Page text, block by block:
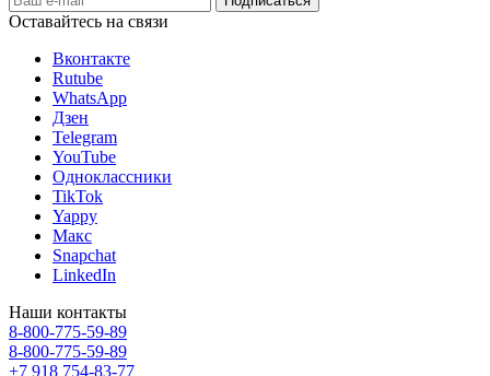
Оставайтесь на связи
Вконтакте
Rutube
WhatsApp
Дзен
Telegram
YouTube
Одноклассники
TikTok
Yappy
Макс
Snapchat
LinkedIn
Наши контакты
8-800-775-59-89
8-800-775-59-89
+7 918 754-83-77